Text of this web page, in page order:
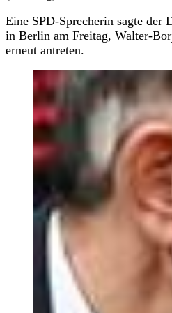
Eine SPD-Sprecherin sagte der
in Berlin am Freitag, Walter-
erneut antreten.